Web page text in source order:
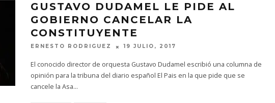
GUSTAVO DUDAMEL LE PIDE AL
GOBIERNO CANCELAR LA
CONSTITUYENTE
ERNESTO RODRIGUEZ 19 JULIO, 2017
El conocido director de orquesta Gustavo Dudamel escribió una columna de
opinión para la tribuna del diario español El Pais en la que pide que se
cancele la Asa...